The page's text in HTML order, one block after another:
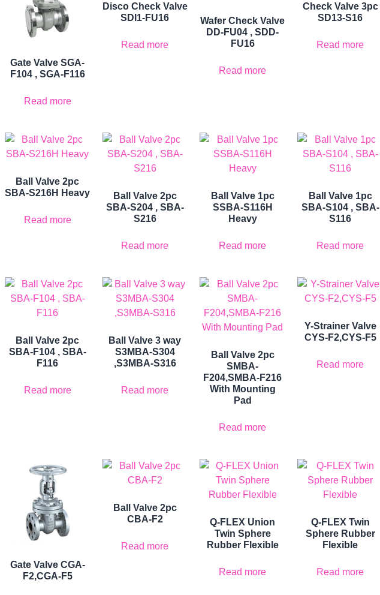
Gate Valve SGA-
F104 , SGA-F116
Read more
Disco Check Valve
SDI1-FU16
Read more
Wafer Check Valve
DD-FU04 , SDD-
FU16
Read more
Check Valve 3pc
SD13-S16
Read more
Ball Valve 2pc
SBA-S216H Heavy
Read more
Ball Valve 2pc
SBA-S204 , SBA-
S216
Read more
Ball Valve 1pc
SSBA-S116H
Heavy
Read more
Ball Valve 1pc
SBA-S104 , SBA-
S116
Read more
Ball Valve 2pc
SBA-F104 , SBA-
F116
Read more
Ball Valve 3 way
S3MBA-S304
,S3MBA-S316
Read more
Ball Valve 2pc
SMBA-
F204,SMBA-F216
With Mounting
Pad
Read more
Y-Strainer Valve
CYS-F2,CYS-F5
Read more
Gate Valve CGA-
F2,CGA-F5
Ball Valve 2pc
CBA-F2
Read more
Q-FLEX Union
Twin Sphere
Rubber Flexible
Read more
Q-FLEX Twin
Sphere Rubber
Flexible
Read more